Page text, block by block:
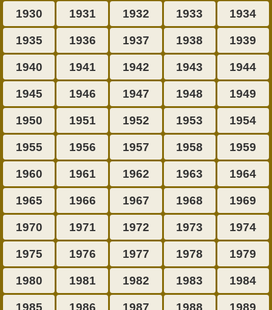
1930 1931 1932 1933 1934
1935 1936 1937 1938 1939
1940 1941 1942 1943 1944
1945 1946 1947 1948 1949
1950 1951 1952 1953 1954
1955 1956 1957 1958 1959
1960 1961 1962 1963 1964
1965 1966 1967 1968 1969
1970 1971 1972 1973 1974
1975 1976 1977 1978 1979
1980 1981 1982 1983 1984
1985 1986 1987 1988 1989